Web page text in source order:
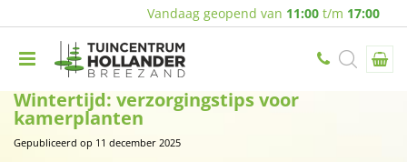
Vandaag geopend van 11:00 t/m 17:00
Wintertijd: verzorgingstips voor
kamerplanten
Gepubliceerd op 11 december 2025